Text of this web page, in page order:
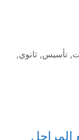
,تأسيس,ثانوي,
المراحل